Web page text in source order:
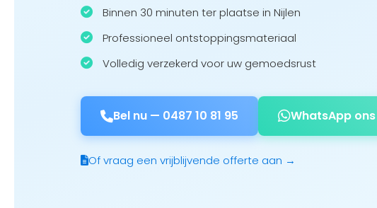
Binnen 30 minuten ter plaatse in Nijlen
Professioneel ontstoppingsmateriaal
Volledig verzekerd voor uw gemoedsrust
Bel nu — 0487 10 81 95 WhatsApp ons
Of vraag een vrijblijvende offerte aan →